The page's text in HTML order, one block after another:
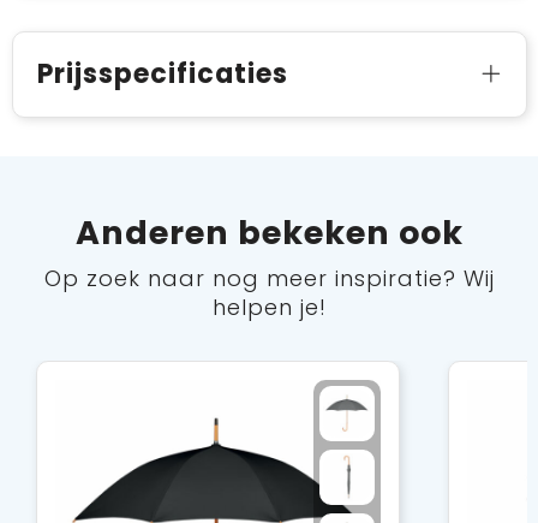
Prijsspecificaties
Anderen bekeken ook
Op zoek naar nog meer inspiratie? Wij
helpen je!